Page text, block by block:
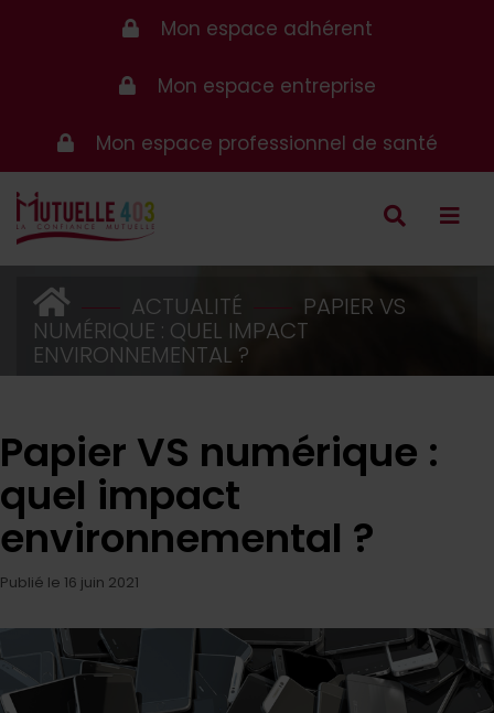
Mon espace adhérent
Mon espace entreprise
Mon espace professionnel de santé
ACTUALITÉ PAPIER VS
NUMÉRIQUE : QUEL IMPACT
ENVIRONNEMENTAL ?
Papier VS numérique :
quel impact
environnemental ?
Publié le 16 juin 2021